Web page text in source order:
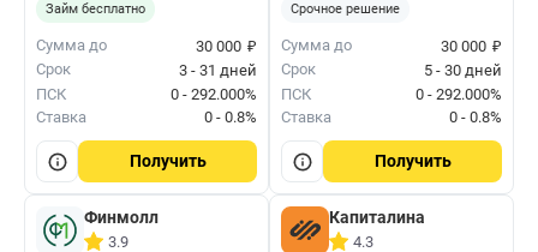
Займ бесплатно
Сумма до 30 000 ₽
Срок
3 - 31 дней
ПСК
0 - 292.000%
Ставка
0 - 0.8%
Получить
Срочное решение
Сумма до 30 000 ₽
Срок
5 - 30 дней
ПСК
0 - 292.000%
Ставка
0 - 0.8%
Получить
Финмолл
3.9
Капиталина
4.3